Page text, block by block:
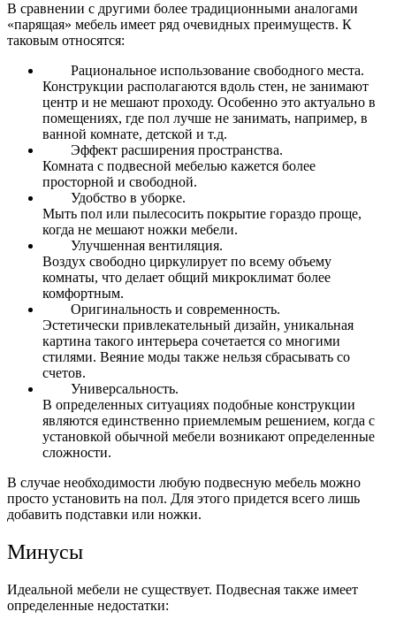
В сравнении с другими более традиционными аналогами
«парящая» мебель имеет ряд очевидных преимуществ. К
таковым относятся:
Рациональное использование свободного места.
Конструкции располагаются вдоль стен, не занимают
центр и не мешают проходу. Особенно это актуально в
помещениях, где пол лучше не занимать, например, в
ванной комнате, детской и т.д.
Эффект расширения пространства.
Комната с подвесной мебелью кажется более
просторной и свободной.
Удобство в уборке.
Мыть пол или пылесосить покрытие гораздо проще,
когда не мешают ножки мебели.
Улучшенная вентиляция.
Воздух свободно циркулирует по всему объему
комнаты, что делает общий микроклимат более
комфортным.
Оригинальность и современность.
Эстетически привлекательный дизайн, уникальная
картина такого интерьера сочетается со многими
стилями. Веяние моды также нельзя сбрасывать со
счетов.
Универсальность.
В определенных ситуациях подобные конструкции
являются единственно приемлемым решением, когда с
установкой обычной мебели возникают определенные
сложности.
В случае необходимости любую подвесную мебель можно
просто установить на пол. Для этого придется всего лишь
добавить подставки или ножки.
Минусы
Идеальной мебели не существует. Подвесная также имеет
определенные недостатки: